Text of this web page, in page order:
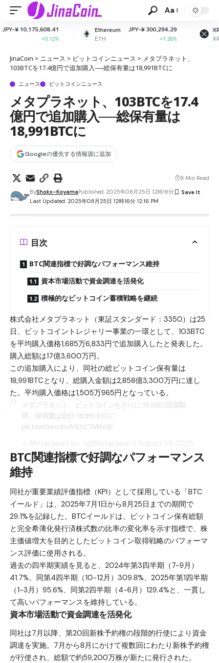
Aa
Ethereum
ETH
JPY-¥ 300,294.29
+1.26%
XRP
XRP
JPY-¥ 165.38
-1.75%
JinaCoin > ニュース > ビットコインニュース > メタプラネット、
103BTCを17.4億円で追加購入──総保有量は18,991BTCに
ニュース ビットコインニュース
メタプラネット、103BTCを17.4
億円で追加購入──総保有量は
18,991BTCに
Googleの優先する情報源に追加
Last Updated: 2025年08月25日 12時16分 12:16 PM
ByShoko-KoyamaPublished: 2025年08月25日 12時16分
9 Min Read
目次
BTC関連指標で好調なパフォーマンス維持
資本市場活動で資金調達を活発化
積極的なビットコイン蓄積戦略を継続
株式会社メタプラネット（東証スタンダード：3350）は25
日、 ビットコイン トレジャリー事業の一環として、103BTC
を平均購入価格1,685万6,833円で追加購入したと発表した。
購入総額は17億3,600万円。
この追加購入により、同社の総ビットコイン保有量は
18,991BTCとなり、総購入金額は2,858億3,300万円に達し
た。平均購入価格は1,505万965円となっている。
BTC関連指標で好調なパフォーマンス
維持
同社が重要業績評価指標（KPI）として採用している「BTC
イールド」は、2025年7月1日から8月25日までの期間で
29.1%を記録した。BTCイールドは、ビットコイン保有総額
と完全希薄化発行済株式数の比率の変化率を示す指標で、株
主価値増大を目的としたビットコイン取得戦略のパフォーマ
ンス評価に使用される。
過去の四半期実績を見ると、2024年第3四半期（7-9月）
41.7%、同第4四半期（10-12月）309.8%、2025年第1四半期
（1-3月）95.6%、同第2四半期（4-6月）129.4%と、一貫し
て高いパフォーマンスを維持している。
資本市場活動で資金調達を活発化
同社は7月以降、第20回新株予約権の段階的行使により資金
調達を実施。7月から8月にかけて複数回にわたり新株予約権
が行使され、総額で約59,200万株が新たに発行された。